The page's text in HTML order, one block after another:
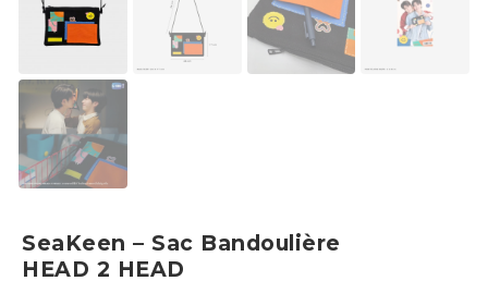
SeaKeen – Sac Bandoulière
HEAD 2 HEAD